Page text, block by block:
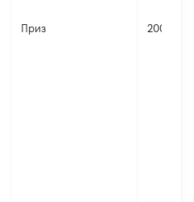
Приз 200